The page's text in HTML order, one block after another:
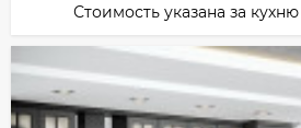
Стоимость указана за